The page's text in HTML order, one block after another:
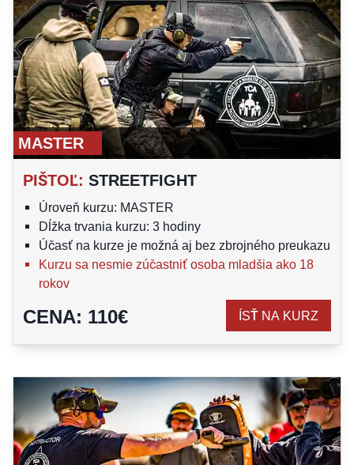
MASTER
PIŠTOĽ: STREETFIGHT
Úroveň kurzu: MASTER
Dĺžka trvania kurzu: 3 hodiny
Účasť na kurze je možná aj bez zbrojného preukazu
Kurzu sa nesmie zúčastniť osoba mladšia ako 18
rokov
CENA: 110€ ÍSŤ NA KURZ